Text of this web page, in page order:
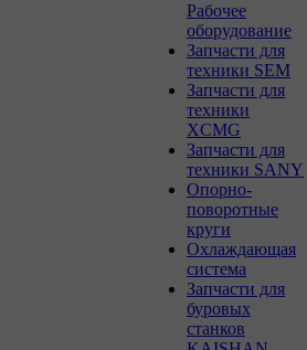
Рабочее
оборудование
Запчасти для
техники SEM
Запчасти для
техники
XCMG
Запчасти для
техники SANY
Опорно-
поворотные
круги
Охлаждающая
система
Запчасти для
буровых
станков